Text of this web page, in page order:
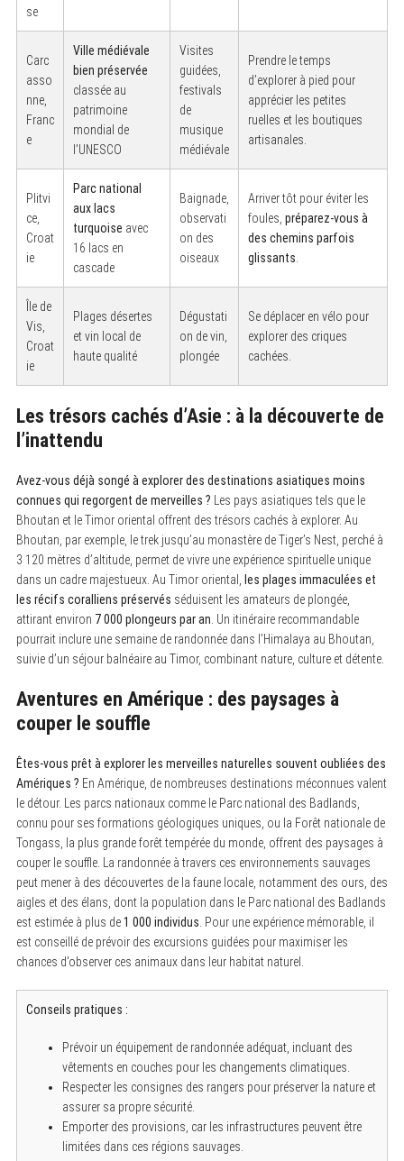
se
Carc
asso
nne,
Franc
e
Ville médiévale
bien préservée
classée au
patrimoine
mondial de
l’UNESCO
Visites
guidées,
festivals
de
musique
médiévale
Prendre le temps
d’explorer à pied pour
apprécier les petites
ruelles et les boutiques
artisanales.
Plitvi
ce,
Croat
ie
Parc national
aux lacs
turquoise avec
16 lacs en
cascade
Baignade,
observati
on des
oiseaux
Arriver tôt pour éviter les
foules, préparez-vous à
des chemins parfois
glissants
Île de
Vis,
Croat
ie
Plages désertes
et vin local de
haute qualité
Dégustati
on de vin,
plongée
Se déplacer en vélo pour
explorer des criques
cachées.
Les trésors cachés d’Asie : à la découverte de
l’inattendu
Avez-vous déjà songé à explorer des destinations asiatiques moins
connues qui regorgent de merveilles ? Les pays asiatiques tels que le
Bhoutan et le Timor oriental offrent des trésors cachés à explorer. Au
Bhoutan, par exemple, le trek jusqu’au monastère de Tiger’s Nest, perché à
3 120 mètres d’altitude, permet de vivre une expérience spirituelle unique
dans un cadre majestueux. Au Timor oriental,
les plages immaculées et
les récifs coralliens préservés séduisent les amateurs de plongée,
attirant environ 7 000 plongeurs par an . Un itinéraire recommandable
pourrait inclure une semaine de randonnée dans l’Himalaya au Bhoutan,
suivie d’un séjour balnéaire au Timor, combinant nature, culture et détente.
Aventures en Amérique : des paysages à
couper le souffle
Êtes-vous prêt à explorer les merveilles naturelles souvent oubliées des
Amériques ? En Amérique, de nombreuses destinations méconnues valent
le détour. Les parcs nationaux comme le Parc national des Badlands,
connu pour ses formations géologiques uniques, ou la Forêt nationale de
Tongass, la plus grande forêt tempérée du monde, offrent des paysages à
couper le souffle. La randonnée à travers ces environnements sauvages
peut mener à des découvertes de la faune locale, notamment des ours, des
aigles et des élans, dont la population dans le Parc national des Badlands
est estimée à plus de1 000 individus . Pour une expérience mémorable, il
est conseillé de prévoir des excursions guidées pour maximiser les
chances d’observer ces animaux dans leur habitat naturel.
Conseils pratiques :
Prévoir un équipement de randonnée adéquat, incluant des
vêtements en couches pour les changements climatiques.
Respecter les consignes des rangers pour préserver la nature et
assurer sa propre sécurité.
Emporter des provisions, car les infrastructures peuvent être
limitées dans ces régions sauvages.
S
a
f
r